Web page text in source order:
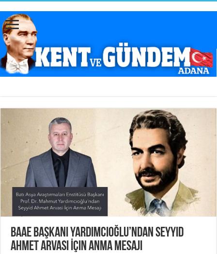
BAAE Başkanı Yardımcıoğlu’ndan Seyyid
Ahmet Arvasi İçin Anma Mesajı